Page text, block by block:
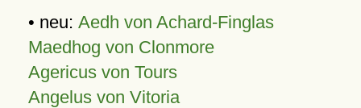
• neu: Aedh von Achard-Finglas
Maedhog von Clonmore
Agericus von Tours
Angelus von Vitoria